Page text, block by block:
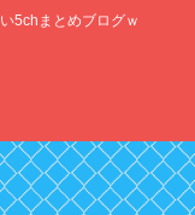
5chまとめブログｗ